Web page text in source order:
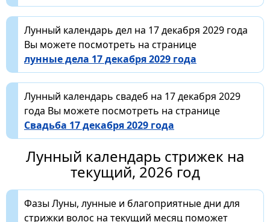
Лунный календарь дел на 17 декабря 2029 года
Вы можете посмотреть на странице
лунные дела 17 декабря 2029 года
Лунный календарь свадеб на 17 декабря 2029
года Вы можете посмотреть на странице
Свадьба 17 декабря 2029 года
Лунный календарь стрижек на
текущий, 2026 год
Фазы Луны, лунные и благоприятные дни для
стрижки волос на текущий месяц поможет